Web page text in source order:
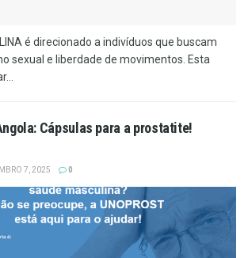
é direcionado a indivíduos que buscam
sexual e liberdade de movimentos. Esta
Cápsulas para a prostatite!
7, 2025 0